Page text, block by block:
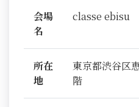
会場
名
classe ebisu
所在
地
東京都渋谷区
階